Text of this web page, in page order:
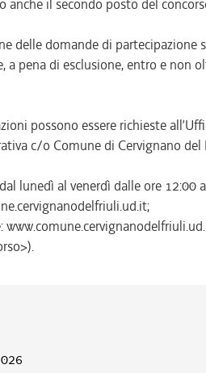
anche il secondo posto del
delle domande di partecipazione
a pena di esclusione, entro e non
possono essere richieste
c/o Comune di Cervignano
lunedì al venerdì dalle ore 12:00